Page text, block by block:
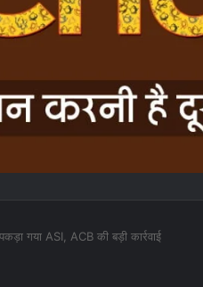
गया ASI, ACB की बड़ी कार्रवाई